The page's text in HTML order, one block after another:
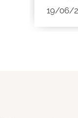
19/06/